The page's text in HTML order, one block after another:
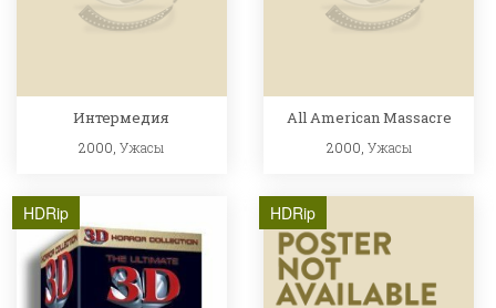
Интермедия
2000,Ужасы
All American Massacre
2000, Ужасы
HDRip HDRip